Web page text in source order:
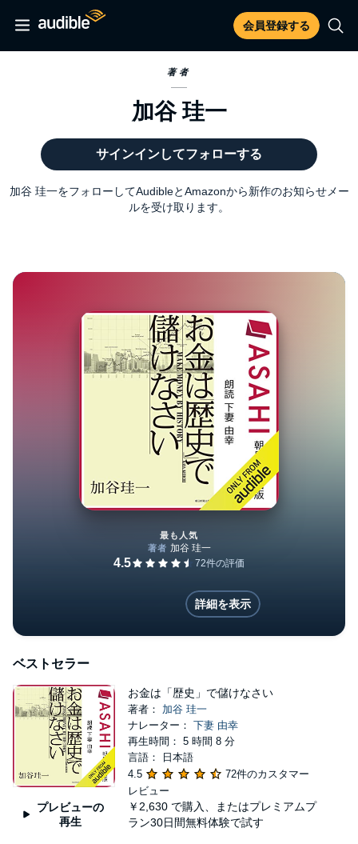
会員登録する
著者
加谷 珪一
サインインしてフォローする
加谷 珪一をフォローしてAudibleとAmazonから新作のお知らせメー
ルを受け取ります。
最も人気
詳細を表示
ベストセラー
プレビューの
再生
お金は「歴史」で儲けなさい
著者： 加谷 珪一
ナレーター： 下妻 由幸
再生時間： 5 時間 8 分
言語： 日本語
4.5
72件のカスタマー
レビュー
￥2,630 で購入、またはプレミアムプ
ラン30日間無料体験で試す